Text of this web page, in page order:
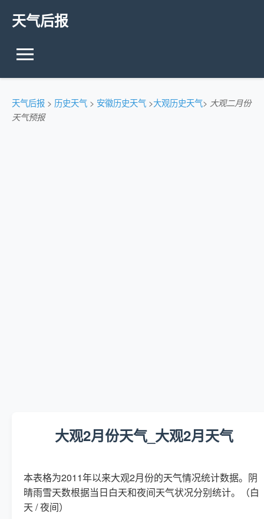
天气后报
天气后报 > 历史天气 > 安徽历史天气 >大观历史天气> 大观二月份
天气预报
大观2月份天气_大观2月天气
本表格为2011年以来大观2月份的天气情况统计数据。阴
晴雨雪天数根据当日白天和夜间天气状况分别统计。（白
天 / 夜间）